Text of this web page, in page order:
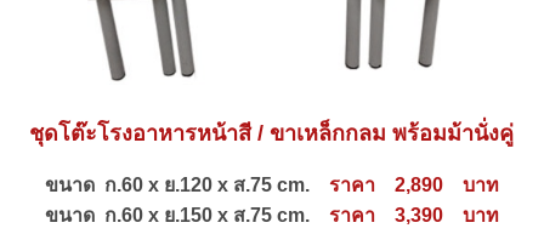
ชุดโต๊ะโรงอาหารหน้าสี / ขาเหล็กกลม พร้อมม้านั่งคู่
ขนาด ก.60 x ย.120 x ส.75 cm. ราคา 2,890 บาท
ขนาด ก.60 x ย.150 x ส.75 cm.
ราคา 3,390 บาท